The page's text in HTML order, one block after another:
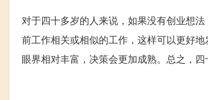
对于四十多岁的人来说，如果没有创业想
前工作相关或相似的工作，这样可以更好
眼界相对丰富，决策会更加成熟。总之，